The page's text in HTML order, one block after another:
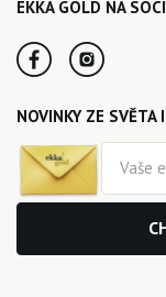
EKKA GOLD NA
NOVINKY ZE SVĚTA